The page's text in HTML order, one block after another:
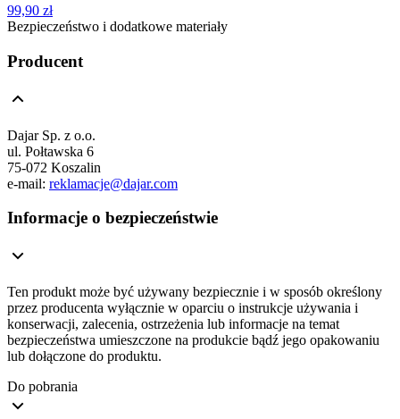
99,90 zł
Bezpieczeństwo i dodatkowe materiały
Producent
Dajar Sp. z o.o.
ul. Połtawska 6
75-072 Koszalin
e-mail: reklamacje@dajar.com
Informacje o bezpieczeństwie
Ten produkt może być używany bezpiecznie i w sposób określony
przez producenta wyłącznie w oparciu o instrukcje używania i
konserwacji, zalecenia, ostrzeżenia lub informacje na temat
bezpieczeństwa umieszczone na produkcie bądź jego opakowaniu
lub dołączone do produktu.
Do pobrania